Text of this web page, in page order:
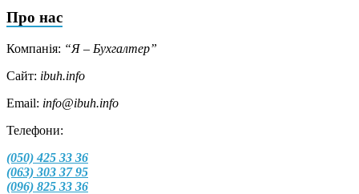
Про нас
Компанія: “Я – Бухгалтер”
Сайт: ibuh.info
Email: info@ibuh.info
Телефони:
(050) 425 33 36
(063) 303 37 95
(096) 825 33 36